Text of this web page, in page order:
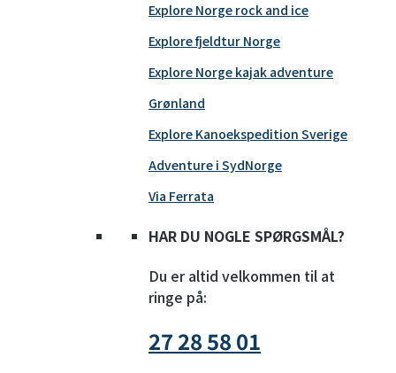
Explore Norge rock and ice
Explore fjeldtur Norge
Explore Norge kajak adventure
Grønland
Explore Kanoekspedition Sverige
Adventure i SydNorge
Via Ferrata
HAR DU NOGLE SPØRGSMÅL?
Du er altid velkommen til at
ringe på:
27 28 58 01